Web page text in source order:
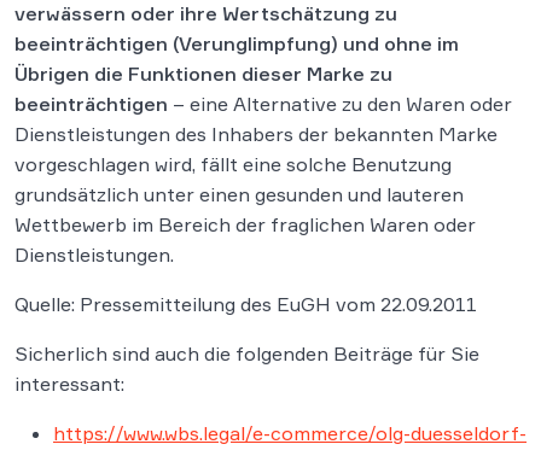
verwässern oder ihre Wertschätzung zu
beeinträchtigen (Verunglimpfung) und ohne im
Übrigen die Funktionen dieser Marke zu
beeinträchtigen – eine Alternative zu den Waren oder
Dienstleistungen des Inhabers der bekannten Marke
vorgeschlagen wird, fällt eine solche Benutzung
grundsätzlich unter einen gesunden und lauteren
Wettbewerb im Bereich der fraglichen Waren oder
Dienstleistungen.
Quelle: Pressemitteilung des EuGH vom 22.09.2011
Sicherlich sind auch die folgenden Beiträge für Sie
interessant:
https://www.wbs.legal/e-commerce/olg-duesseldorf-